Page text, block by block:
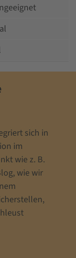
sich in
im
wie z. B.
wie wir